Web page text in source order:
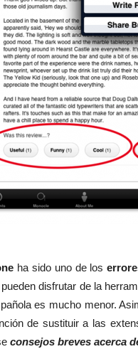
ha sido uno de los
disfrutar de la
es mucho menor.
de sustituir a las
consejos breves acerca